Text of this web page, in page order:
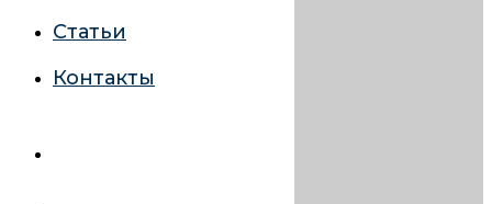
Статьи
Контакты